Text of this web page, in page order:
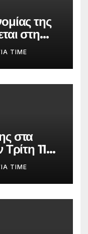
της
στη
TIME
στα
11
υψηλού
TIME